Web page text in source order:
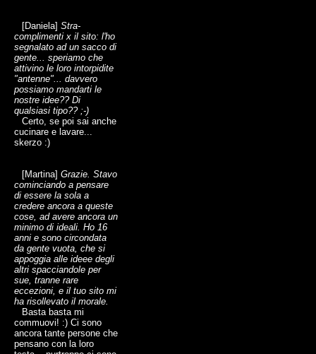
[Daniela] Stra-
complimenti x il sito: l'ho
segnalato ad un sacco di
gente... speriamo che
attivino le loro intorpidite
"antenne"... davvero
possiamo mandarti le
nostre idee?? Di
qualsiasi tipo?? ;-)
Certo, se poi sai anche
cucinare e lavare...
skerzo :)
[Martina] Grazie. Stavo
cominciando a pensare
di essere la sola a
credere ancora a queste
cose, ad avere ancora un
minimo di ideali. Ho 16
anni e sono circondata
da gente vuota, che si
appoggia alle ideee degli
altri spacciandole per
sue, tranne rare
eccezioni, e il tuo sito mi
ha risollevato il morale.
Basta basta mi
commuovi! :) Ci sono
ancora tante persone che
pensano con la loro